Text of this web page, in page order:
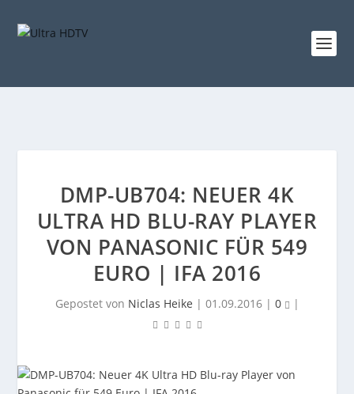
DMP-UB704: NEUER 4K
ULTRA HD BLU-RAY PLAYER
VON PANASONIC FÜR 549
EURO | IFA 2016
Gepostet von Niclas Heike | 01.09.2016| 0 |